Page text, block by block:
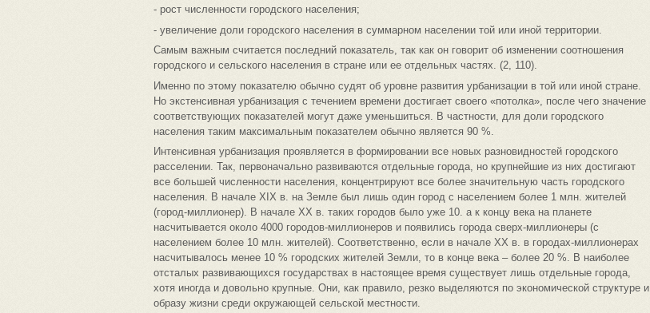
- рост численности городского населения;
- увеличение доли городского населения в суммарном населении той или иной территории.
Самым важным считается последний показатель, так как он говорит об изменении соотношения
городского и сельского населения в стране или ее отдельных частях. (2, 110).
Именно по этому показателю обычно судят об уровне развития урбанизации в той или иной стране.
Но экстенсивная урбанизация с течением времени достигает своего «потолка», после чего значение
соответствующих показателей могут даже уменьшиться. В частности, для доли городского
населения таким максимальным показателем обычно является 90 %.
Интенсивная урбанизация проявляется в формировании все новых разновидностей городского
расселении. Так, первоначально развиваются отдельные города, но крупнейшие из них достигают
все большей численности населения, концентрируют все более значительную часть городского
населения. В начале XIX в. на Земле был лишь один город с населением более 1 млн. жителей
(город-миллионер). В начале ХХ в. таких городов было уже 10. а к концу века на планете
насчитывается около 4000 городов-миллионеров и появились города сверх-миллионеры (с
населением более 10 млн. жителей). Соответственно, если в начале ХХ в. в городах-миллионерах
насчитывалось менее 10 % городских жителей Земли, то в конце века – более 20 %. В наиболее
отсталых развивающихся государствах в настоящее время существует лишь отдельные города,
хотя иногда и довольно крупные. Они, как правило, резко выделяются по экономической структуре и
образу жизни среди окружающей сельской местности.